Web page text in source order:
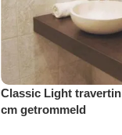
Classic Light
cm getrommeld